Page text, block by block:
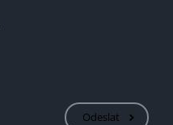
Odeslat